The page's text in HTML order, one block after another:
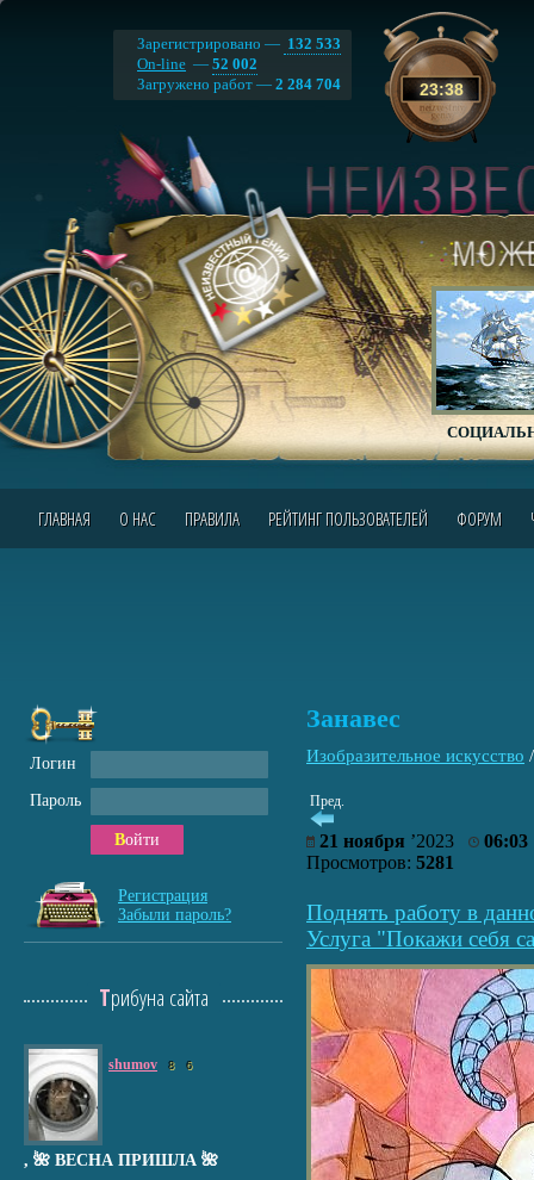
23:38
Зарегистрировано — 132 533
On-line — 52 002
Загружено работ — 2 284 704
ГЛАВНАЯ О НАС ПРАВИЛА РЕЙТИНГ ПОЛЬЗОВАТЕЛЕЙ ФОРУМ
Занавес
Изобразительное искусство
Пред.
21 ноября ’2023
06:03
Просмотров: 5281
Поднять работу в
Услуга "Покажи себя
Логин
Пароль
Войти
Регистрация
Забыли пароль?
Трибуна сайта
shumov 8 6
, 🌺 ВЕСНА ПРИШЛА 🌺